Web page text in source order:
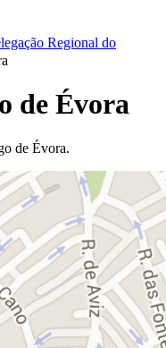
Regional do
de Évora
de Évora.